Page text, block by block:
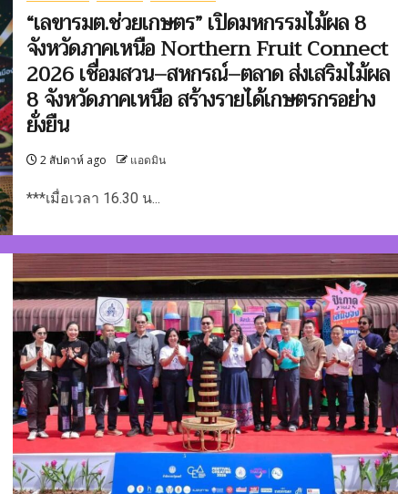
“เลขารมต.ช่วยเกษตร” เปิดมหกรรมไม้ผล 8
จังหวัดภาคเหนือ Northern Fruit Connect
2026 เชื่อมสวน–สหกรณ์–ตลาด ส่งเสริมไม้ผล
8 จังหวัดภาคเหนือ สร้างรายได้เกษตรกรอย่าง
ยั่งยืน
2 สัปดาห์ ago แอดมิน
***เมื่อเวลา 16.30 น...